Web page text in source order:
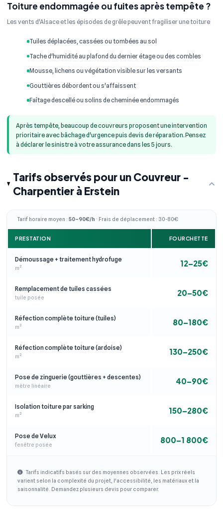
Toiture endommagée ou fuites après tempête ?
Les vents d'Alsace et les épisodes de grêle peuvent fragiliser une toiture
Tuiles déplacées, cassées ou tombées au sol
Tache d'humidité au plafond du dernier étage ou des combles
Mousse, lichens ou végétation visible sur les versants
Gouttières débordent ou s'affaissent
Faîtage descellé ou solins de cheminée endommagés
Après tempête, beaucoup de couvreurs proposent une intervention
prioritaire avec bâchage d'urgence puis devis de réparation. Pensez
à déclarer le sinistre à votre assurance dans les 5 jours.
Tarifs observés pour un Couvreur -
Charpentier à Erstein
Tarif horaire moyen : 50–90€/h · Frais de déplacement : 30-80€
PRESTATION FOURCHETTE
Démoussage + traitement hydrofuge
m² 12–25€
Remplacement de tuiles cassées
tuile posée 20–50€
Réfection complète toiture (tuiles)
m² 80–180€
Réfection complète toiture (ardoise)
m² 130–250€
Pose de zinguerie (gouttières + descentes)
mètre linéaire 40–90€
Isolation toiture par sarking
m² 150–280€
Pose de Velux
fenêtre posée 800–1 800€
Tarifs indicatifs basés sur des moyennes observées. Les prix réels
varient selon la complexité du projet, l'accessibilité, les matériaux et la
saisonnalité. Demandez plusieurs devis pour comparer.